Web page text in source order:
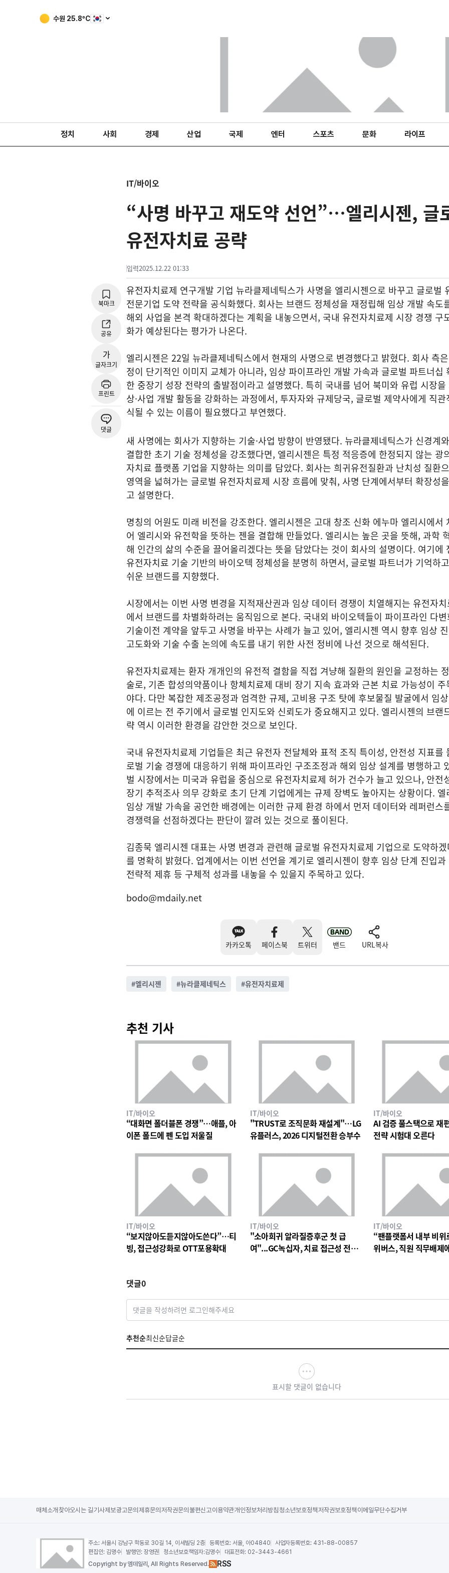
수원 25.8ºC
정치 사회 경제 산업 국제 엔터 스포츠 문화 라이프
IT/바이오
“사명 바꾸고 재도약 선언”…엘리시젠, 글
유전자치료 공략
입력2025.12.22 01:33
북마크
공유
가
글자크기
프린트
댓글
유전자치료제 연구개발 기업 뉴라클제네틱스가 사명을 엘리시젠으로 바꾸고 글로벌
전문기업 도약 전략을 공식화했다. 회사는 브랜드 정체성을 재정립해 임상 개발 속도
해외 사업을 본격 확대하겠다는 계획을 내놓으면서, 국내 유전자치료제 시장 경쟁 구
화가 예상된다는 평가가 나온다.
엘리시젠은 22일 뉴라클제네틱스에서 현재의 사명으로 변경했다고 밝혔다. 회사 측
정이 단기적인 이미지 교체가 아니라, 임상 파이프라인 개발 가속과 글로벌 파트너십
한 중장기 성장 전략의 출발점이라고 설명했다. 특히 국내를 넘어 북미와 유럽 시장을
상·사업 개발 활동을 강화하는 과정에서, 투자자와 규제당국, 글로벌 제약사에게 직관
식될 수 있는 이름이 필요했다고 부연했다.
새 사명에는 회사가 지향하는 기술·사업 방향이 반영됐다. 뉴라클제네틱스가 신경계
결합한 초기 기술 정체성을 강조했다면, 엘리시젠은 특정 적응증에 한정되지 않는 광
자치료 플랫폼 기업을 지향하는 의미를 담았다. 회사는 희귀유전질환과 난치성 질환
영역을 넓혀가는 글로벌 유전자치료제 시장 흐름에 맞춰, 사명 단계에서부터 확장성
고 설명한다.
명칭의 어원도 미래 비전을 강조한다. 엘리시젠은 고대 창조 신화 에누마 엘리시에서
어 엘리시와 유전학을 뜻하는 젠을 결합해 만들었다. 엘리시는 높은 곳을 뜻해, 과학
해 인간의 삶의 수준을 끌어올리겠다는 뜻을 담았다는 것이 회사의 설명이다. 여기에
유전자치료 기술 기반의 바이오텍 정체성을 분명히 하면서, 글로벌 파트너가 기억하
쉬운 브랜드를 지향했다.
시장에서는 이번 사명 변경을 지적재산권과 임상 데이터 경쟁이 치열해지는 유전자
에서 브랜드를 차별화하려는 움직임으로 본다. 국내외 바이오텍들이 파이프라인 다
기술이전 계약을 앞두고 사명을 바꾸는 사례가 늘고 있어, 엘리시젠 역시 향후 임상
고도화와 기술 수출 논의에 속도를 내기 위한 사전 정비에 나선 것으로 해석된다.
유전자치료제는 환자 개개인의 유전적 결함을 직접 겨냥해 질환의 원인을 교정하는
술로, 기존 합성의약품이나 항체치료제 대비 장기 지속 효과와 근본 치료 가능성이 주
야다. 다만 복잡한 제조공정과 엄격한 규제, 고비용 구조 탓에 후보물질 발굴에서 임
에 이르는 전 주기에서 글로벌 인지도와 신뢰도가 중요해지고 있다. 엘리시젠의 브랜
략 역시 이러한 환경을 감안한 것으로 보인다.
국내 유전자치료제 기업들은 최근 유전자 전달체와 표적 조직 특이성, 안전성 지표를
로벌 기술 경쟁에 대응하기 위해 파이프라인 구조조정과 해외 임상 설계를 병행하고
벌 시장에서는 미국과 유럽을 중심으로 유전자치료제 허가 건수가 늘고 있으나, 안전
장기 추적조사 의무 강화로 초기 단계 기업에게는 규제 장벽도 높아지는 상황이다. 엘
임상 개발 가속을 공언한 배경에는 이러한 규제 환경 하에서 먼저 데이터와 레퍼런스
경쟁력을 선점하겠다는 판단이 깔려 있는 것으로 풀이된다.
김종묵 엘리시젠 대표는 사명 변경과 관련해 글로벌 유전자치료제 기업으로 도약하
를 명확히 밝혔다. 업계에서는 이번 선언을 계기로 엘리시젠이 향후 임상 단계 진입과
전략적 제휴 등 구체적 성과를 내놓을 수 있을지 주목하고 있다.
bodo@mdaily.net
카카오톡 페이스북 트위터 밴드 URL복사
#엘리시젠 #뉴라클제네틱스 #유전자치료제
추천 기사
IT/바이오
“대화면 폴더블폰 경쟁”…애플, 아
이폰 폴드에 펜 도입 저울질
IT/바이오
"TRUST로 조직문화 재설계"…LG
유플러스, 2026 디지털전환 승부수
IT/바이오
AI 검증 풀스택으로 재
전략 시험대 오른다
IT/바이오
“보지않아도듣지않아도쓴다”…티
빙, 접근성강화로 OTT포용확대
IT/바이오
"소아희귀 알라질증후군 첫 급
여"...GC녹십자, 치료 접근성 전환
IT/바이오
“팬플랫폼서 내부 비
위버스, 직원 직무배제
댓글0
댓글을 작성하려면 로그인해주세요
추천순최신순답글순
표시할 댓글이 없습니다
매체소개 찾아오시는 길기사제보광고문의 제휴문의 저작권문의 불편신고이용약관개인정보처리방침 청소년보호정책저작권보호정책 이메일무단수집거부
주소:서울시 강남구 학동로 30길 14, 이세빌딩 2층 등록번호: 서울, 아04840 사업자등록번호: 431-88-00857
편집인: 김명수 발행인:장영권 청소년보호책임자:김명수 대표전화: 02-3443-4661
Copyright by 엠데일리, All Rights Reserved. RSS